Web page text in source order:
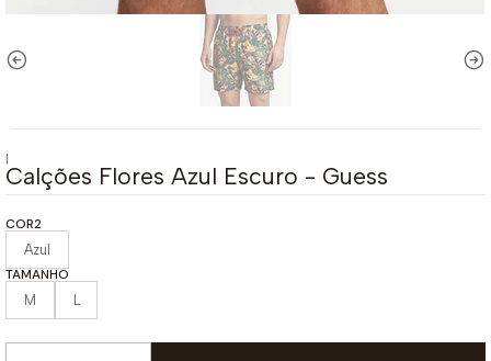
|
Calções Flores Azul Escuro - Guess
COR2
Azul
TAMANHO
M L